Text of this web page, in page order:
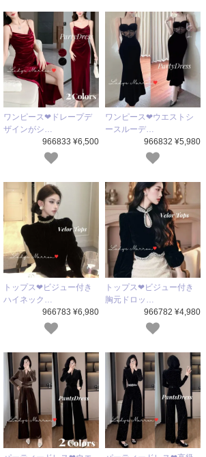
ワンピース❤ドレープデ
ザインがシ…
966833 ¥6,500
ワンピース❤ウエストシ
ースルーデ…
966832 ¥5,980
トップス❤ビジュー付き
ハイネック…
966783 ¥6,980
トップス❤ビジュー付き
胸元ドロッ…
966782 ¥4,980